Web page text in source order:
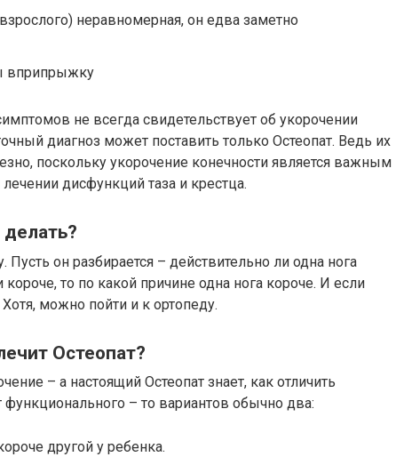
неравномерная, он едва заметно
вприпрыжку
не всегда свидетельствует об укорочении
диагноз может поставить только Остеопат. Ведь их
поскольку укорочение конечности является важным
дисфункций таза и крестца.
Пусть он разбирается – действительно ли одна нога
то по какой причине одна нога короче. И если
можно пойти и к ортопеду.
Остеопат?
– а настоящий Остеопат знает, как отличить
функционального – то вариантов обычно два:
другой у ребенка.